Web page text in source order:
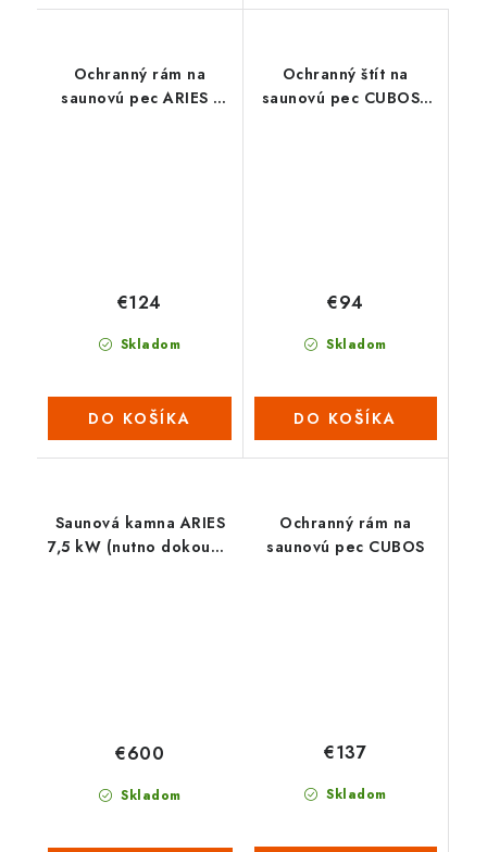
Ochranný rám na
saunovú pec ARIES -
Skladom
€124
DO KOŠÍKA
Ochranný štít na
saunovú pec CUBOS -
Skladom
€94
DO KOŠÍKA
Saunová kamna ARIES
7,5 kW (nutno dokoupit
Skladom
€600
Ochranný rám na
saunovú pec CUBOS
Skladom
€137